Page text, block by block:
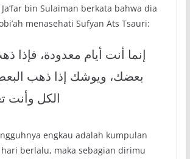
bin Sulaiman berkata bahwa dia
menasehati Sufyan Ats Tsauri:
إنما أنت أيام معدودة، فإذا
بعضك، ويوشك إذا ذهب
الكل وأنت
engkau adalah kumpulan
hari berlalu, maka sebagian dirimu